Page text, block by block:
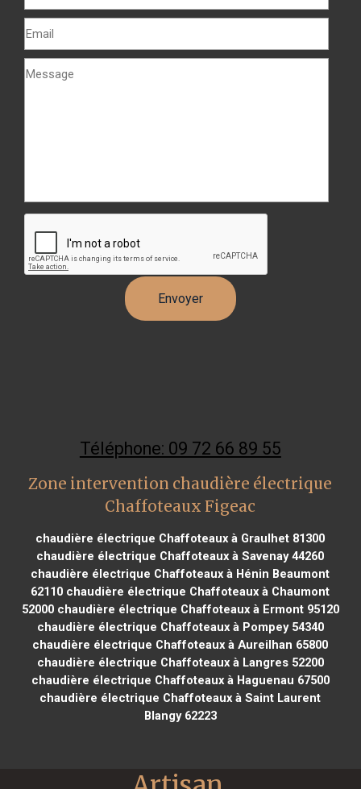
Téléphone: 09 72 66 89 55
Zone intervention chaudière électrique
Chaffoteaux Figeac
chaudière électrique Chaffoteaux à Graulhet 81300
chaudière électrique Chaffoteaux à Savenay 44260
chaudière électrique Chaffoteaux à Hénin Beaumont
62110 chaudière électrique Chaffoteaux à Chaumont
52000chaudière électrique Chaffoteaux à Ermont 95120
chaudière électrique Chaffoteaux à Pompey 54340
chaudière électrique Chaffoteaux à Aureilhan 65800
chaudière électrique Chaffoteaux à Langres 52200
chaudière électrique Chaffoteaux à Haguenau 67500
chaudière électrique Chaffoteaux à Saint Laurent
Blangy 62223